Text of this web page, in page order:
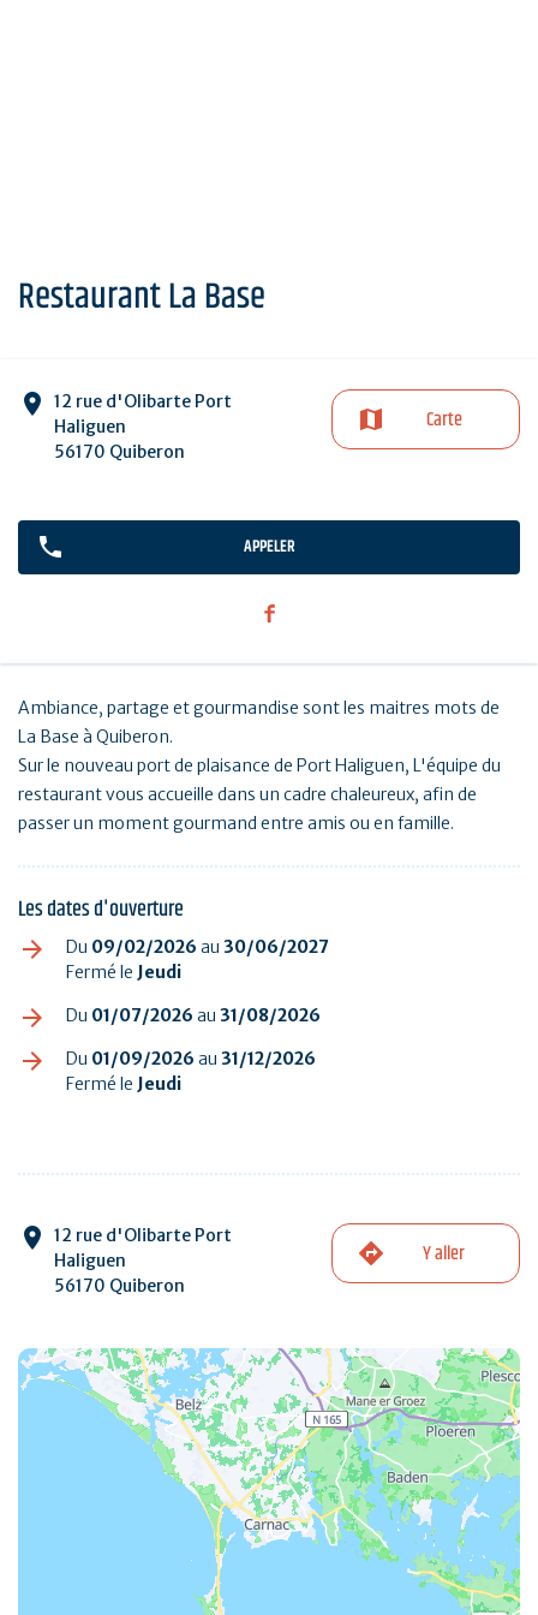
Restaurant La Base
12 rue d'Olibarte Port
Haliguen
56170 Quiberon
Carte
APPELER
Ambiance, partage et gourmandise sont les maitres mots de
La Base à Quiberon.
Sur le nouveau port de plaisance de Port Haliguen, L'équipe du
restaurant vous accueille dans un cadre chaleureux, afin de
passer un moment gourmand entre amis ou en famille.
Les dates d'ouverture
Du 09/02/2026 au 30/06/2027
Fermé le Jeudi
Du 01/07/2026 au 31/08/2026
Du 01/09/2026 au 31/12/2026
Fermé le Jeudi
12 rue d'Olibarte Port
Haliguen
56170 Quiberon
Y aller